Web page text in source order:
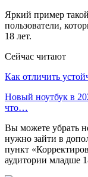
Яркий пример
пользователи,
18 лет.
Сейчас читают
Как отличить
Новый ноутбук в
что…
Вы можете убрать
нужно зайти в
пункт
аудитории младше